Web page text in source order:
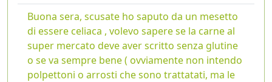
Buona sera, scusate ho saputo da un mesetto
di essere celiaca , volevo sapere se la carne al
super mercato deve aver scritto senza glutine
o se va sempre bene ( ovviamente non intendo
polpettoni o arrosti che sono trattatati, ma le